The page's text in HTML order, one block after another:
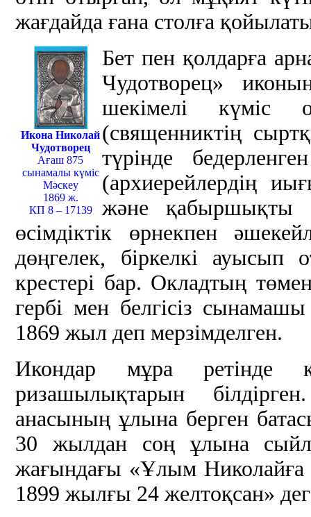
жағдайда ғана столға
Икона Николай
Чудотворец
Ағаш 875
сынамалы күміс
Мәскеу
1869 ж.
КП 8 – 17139
Бет пен қолдарға
Чудотворец»
шекімелі күміс
(священниктің
түрінде
(архиерейлердің
және қабыршықты
өсімдіктік өрнекпен
дөңгелек, біркелкі
крестері бар. Окладтың
гербі мен белгісіз
1869 жыл деп мерзімделген.
Икондар мұра ретінде
ризашылықтарын
анасының ұлына берген
30 жылдан соң ұлына
жағындағы «Ұлым Николайға
1899 жылғы 24 желтоқсан»